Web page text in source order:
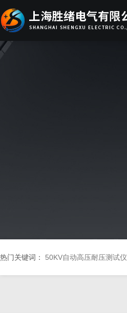
热门关键词： 50KV自动高压耐压测试仪